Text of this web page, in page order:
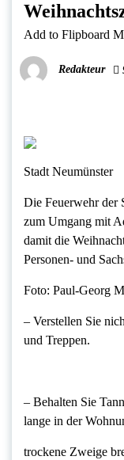
Add to Flipboard
Redakteur
Stadt Neumünster
Die Feuerwehr der
zum Umgang mit
damit die
Personen- und
Foto: Paul-Georg
– Verstellen Sie
und Treppen.
– Behalten Sie
lange in der
trockene Zweige